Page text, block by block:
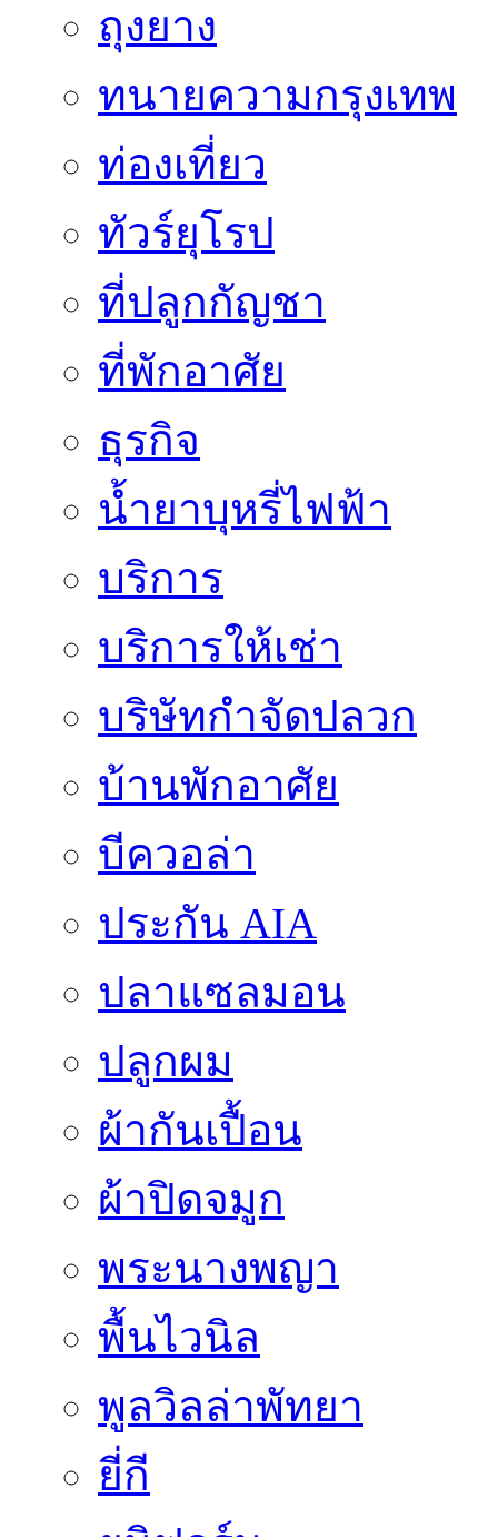
ถุงยาง
ทนายความกรุงเทพ
ท่องเที่ยว
ทัวร์ยุโรป
ที่ปลูกกัญชา
ที่พักอาศัย
ธุรกิจ
น้ำยาบุหรี่ไฟฟ้า
บริการ
บริการให้เช่า
บริษัทกำจัดปลวก
บ้านพักอาศัย
บีควอล่า
ประกัน AIA
ปลาแซลมอน
ปลูกผม
ผ้ากันเปื้อน
ผ้าปิดจมูก
พระนางพญา
พื้นไวนิล
พูลวิลล่าพัทยา
ยี่กี